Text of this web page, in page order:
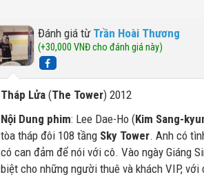
Đánh giá từ Trần Hoài Thương
(+30,000 VNĐ cho đánh giá này)
Tháp Lửa (The Tower) 2012
Nội Dung phim: Lee Dae-Ho (Kim Sang-
tòa tháp đôi 108 tầng Sky Tower. Anh có
có can đảm để nói với cô. Vào ngày Giáng
biệt cho những người thuê và khách VIP,